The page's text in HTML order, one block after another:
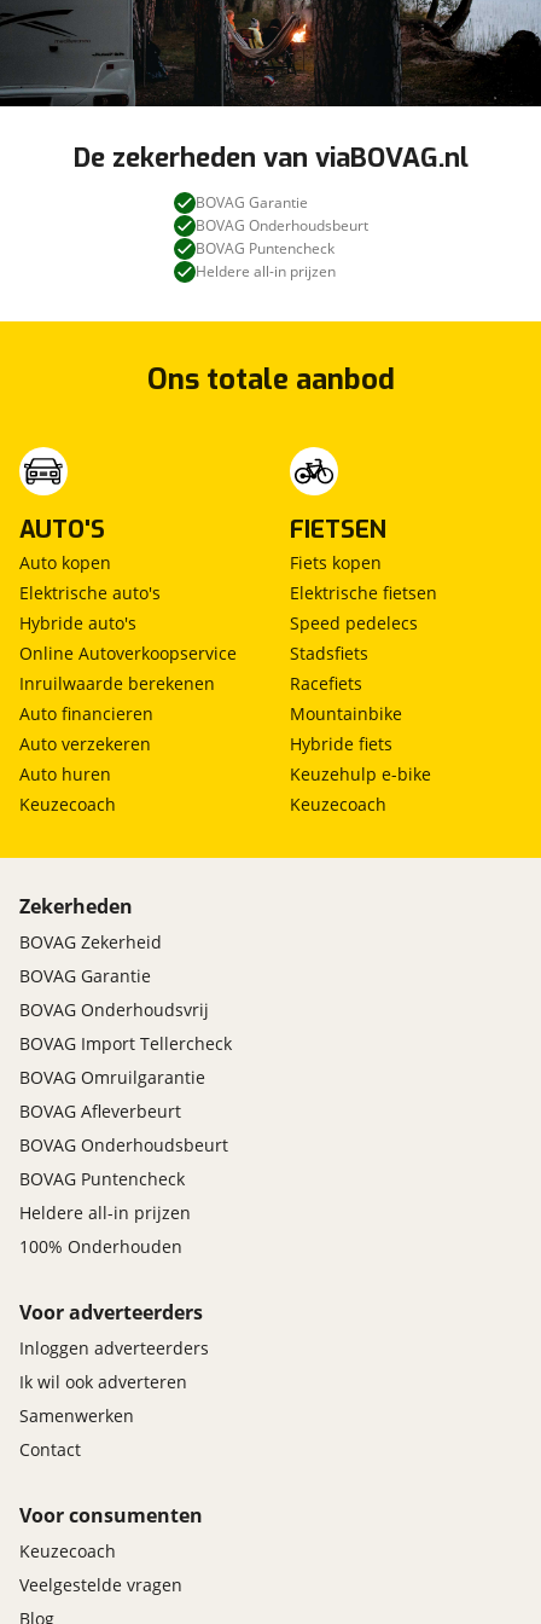
De zekerheden van viaBOVAG.nl
BOVAG Garantie
BOVAG Onderhoudsbeurt
BOVAG Puntencheck
Heldere all-in prijzen
Ons totale aanbod
AUTO'S
Auto kopen
Elektrische auto's
Hybride auto's
Online Autoverkoopservice
Inruilwaarde berekenen
Auto financieren
Auto verzekeren
Auto huren
Keuzecoach
FIETSEN
Fiets kopen
Elektrische fietsen
Speed pedelecs
Stadsfiets
Racefiets
Mountainbike
Hybride fiets
Keuzehulp e-bike
Keuzecoach
Zekerheden
BOVAG Zekerheid
BOVAG Garantie
BOVAG Onderhoudsvrij
BOVAG Import Tellercheck
BOVAG Omruilgarantie
BOVAG Afleverbeurt
BOVAG Onderhoudsbeurt
BOVAG Puntencheck
Heldere all-in prijzen
100% Onderhouden
Voor adverteerders
Inloggen adverteerders
Ik wil ook adverteren
Samenwerken
Contact
Voor consumenten
Keuzecoach
Veelgestelde vragen
Blog